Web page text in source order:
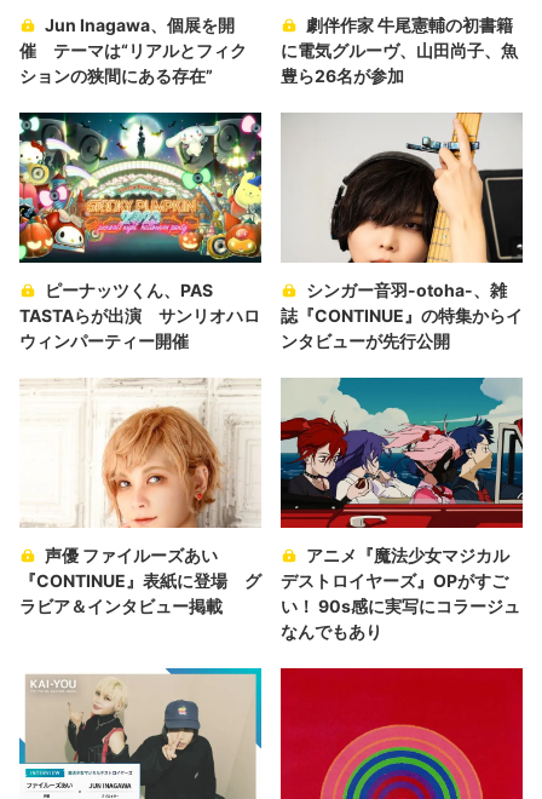
Jun Inagawa、個展を開
催 テーマは“リアルとフィク
ションの狭間にある存在”
劇伴作家 牛尾憲輔の初書籍
に電気グルーヴ、山田尚子、魚
豊ら26名が参加
ピーナッツくん、PAS
TASTAらが出演 サンリオハロ
ウィンパーティー開催
シンガー音羽-otoha-、雑
誌『CONTINUE』の特集からイ
ンタビューが先行公開
声優 ファイルーズあい
『CONTINUE』表紙に登場 グ
ラビア＆インタビュー掲載
アニメ『魔法少女マジカル
デストロイヤーズ』OPがすご
い！ 90s感に実写にコラージュ
なんでもあり